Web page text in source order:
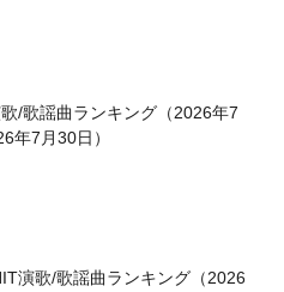
/歌謡曲ランキング（2026年7
年7月30日）
演歌/歌謡曲ランキング（2026